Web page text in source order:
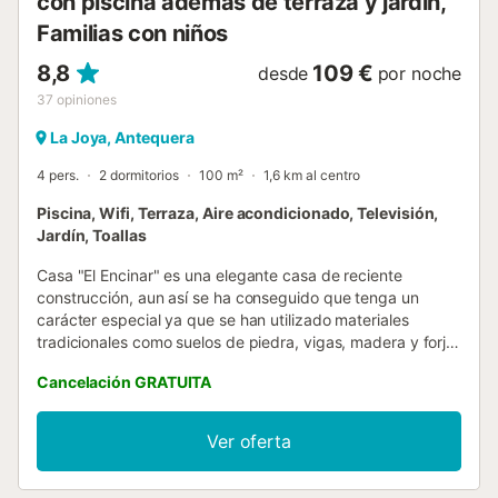
Familias con niños
8,8
37 opiniones
desde 109 € por noche
La Joya, Antequera
4 pers. 2 dormitorios 100 m² 1,6 km al centro
Piscina, Wifi, Terraza, Aire acondicionado, Televisión,
Jardín, Toallas
Casa "El Encinar" es una elegante casa de reciente
construcción, aun así se ha conseguido que tenga un
carácter especial ya que se han utilizado materiales
tradicionales como suelos de piedra, vigas, madera y forja.
cama matrimonial y otro con dos camas, un gran salón con
chimenea, una cocina totalmente equipada con
microondas, frigo-congelador, menaje, horno, tostadora,
lavavajillas, lavadora, etc. Y fuera un jardín privado con
mobiliario, piscina privada y barbacoa. Casa El Encinar,
Cancelación GRATUITA
Ver oferta